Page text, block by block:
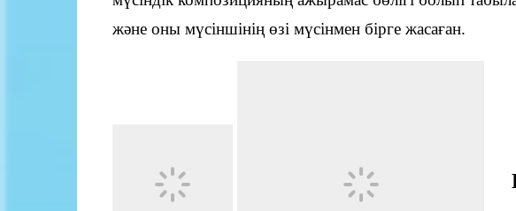
және оны мүсіншінің өзі мүсінмен бірге жасаған.